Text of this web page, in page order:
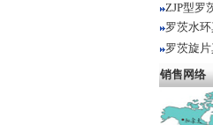
ZJP型罗
罗茨水
罗茨旋
销售网络